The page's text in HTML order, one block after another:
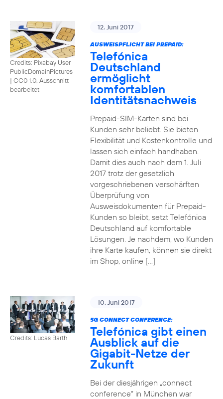
Credits: Pixabay User
PublicDomainPictures
| CC0 1.0, Ausschnitt
bearbeitet
12. Juni 2017
AUSWEISPFLICHT BEI PREPAID:
Telefónica
Deutschland
ermöglicht
komfortablen
Identitätsnachweis
Prepaid-SIM-Karten sind bei
Kunden sehr beliebt. Sie bieten
Flexibilität und Kostenkontrolle und
lassen sich einfach handhaben.
Damit dies auch nach dem 1. Juli
2017 trotz der gesetzlich
vorgeschriebenen verschärften
Überprüfung von
Ausweisdokumenten für Prepaid-
Kunden so bleibt, setzt Telefónica
Deutschland auf komfortable
Lösungen. Je nachdem, wo Kunden
ihre Karte kaufen, können sie direkt
im Shop, online […]
Credits: Lucas Barth
10. Juni 2017
5G CONNECT CONFERENCE:
Telefónica gibt einen
Ausblick auf die
Gigabit-Netze der
Zukunft
Bei der diesjährigen „connect
conference“ in München war